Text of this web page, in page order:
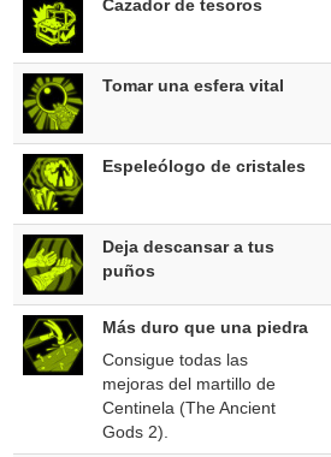
Cazador de tesoros
Tomar una esfera vital
Espeleólogo de cristales
Deja descansar a tus
puños
Más duro que una piedra
Consigue todas las
mejoras del martillo de
Centinela (The Ancient
Gods 2).